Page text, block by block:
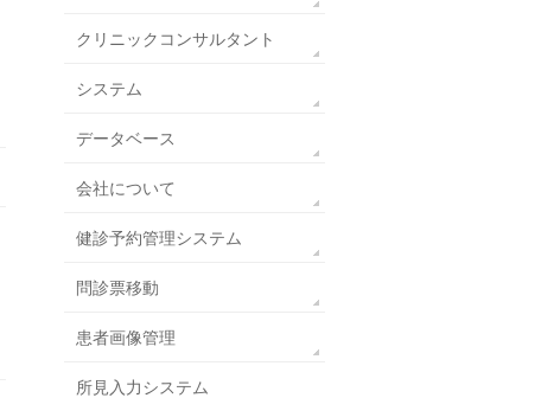
クリニックコンサルタント
システム
データベース
会社について
健診予約管理システム
問診票移動
患者画像管理
所見入力システム